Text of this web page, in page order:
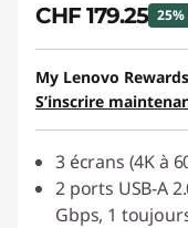
CHF 179.25
Bons de
Code de
My Lenovo Rewards
S’inscrire
3 écrans (4K à
2 ports USB-A
Gbps, 1